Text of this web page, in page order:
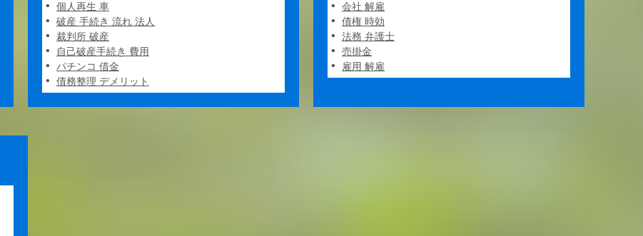
個人再生 車
破産 手続き 流れ 法人
裁判所 破産
自己破産手続き 費用
パチンコ 借金
債務整理 デメリット
会社 解雇
債権 時効
法務 弁護士
売掛金
雇用 解雇